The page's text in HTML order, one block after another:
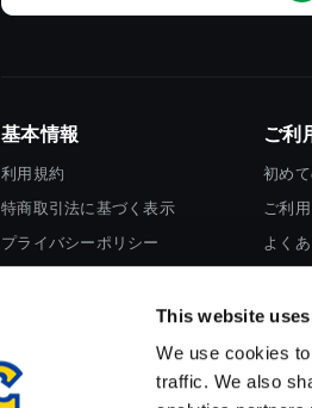
This website
We use cookies
traffic. We also
基本情報
利用規約
特商取引法に基づく表示
プライバシーポリシー
ご利
初め
ご利
よく